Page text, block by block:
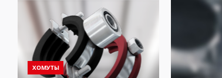
ХОМУТЫ